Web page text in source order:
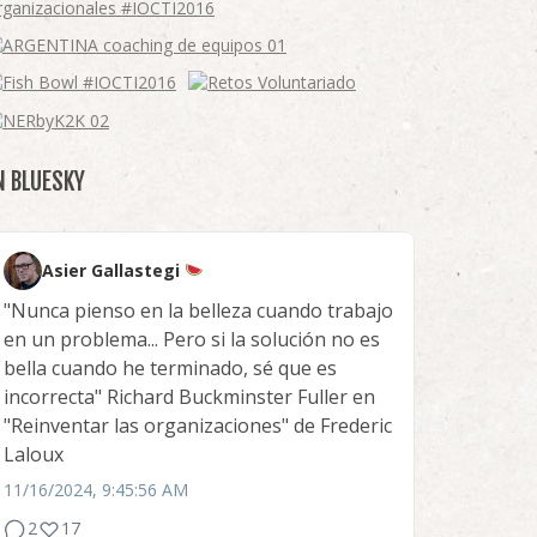
BLUESKY
Asier Gallastegi
"Nunca pienso en la belleza cuando trabajo
en un problema... Pero si la solución no es
bella cuando he terminado, sé que es
incorrecta" Richard Buckminster Fuller en
"Reinventar las organizaciones" de Frederic
Laloux
11/16/2024, 9:45:56 AM
2
17